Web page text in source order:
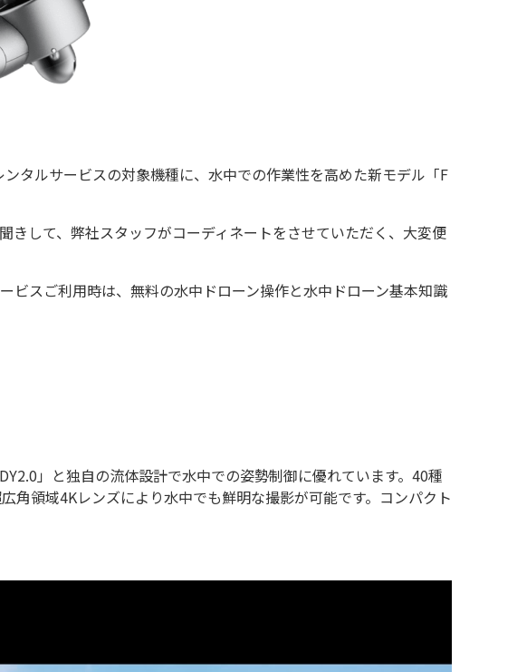
タルサービスの対象機種に、水中での作業性を高めた新モデル「F
きして、弊社スタッフがコーディネートをさせていただく、大変便
ビスご利用時は、無料の水中ドローン操作と水中ドローン基本知識
」と独自の流体設計で水中での姿勢制御に優れています。40種
角領域4Kレンズにより水中でも鮮明な撮影が可能です。コンパクト